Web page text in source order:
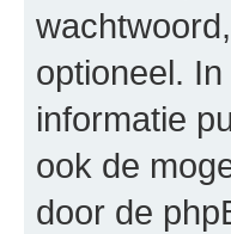
optioneel.
informatie
ook de
door de